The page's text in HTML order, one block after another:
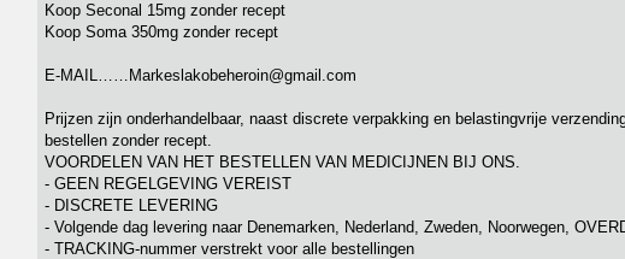
Koop Seconal 15mg zonder recept
Koop Soma 350mg zonder recept
E-MAIL……Markeslakobeheroin@gmail.com
Prijzen zijn onderhandelbaar, naast discrete verpakking en belastingvrije
bestellen zonder recept.
VOORDELEN VAN HET BESTELLEN VAN MEDICIJNEN BIJ ONS.
- GEEN REGELGEVING VEREIST
- DISCRETE LEVERING
- Volgende dag levering naar Denemarken, Nederland, Zweden, Noorwegen,
- TRACKING-nummer verstrekt voor alle bestellingen